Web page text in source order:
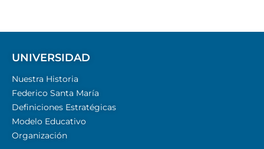
UNIVERSIDAD
Nuestra Historia
Federico Santa María
Definiciones Estratégicas
Modelo Educativo
Organización